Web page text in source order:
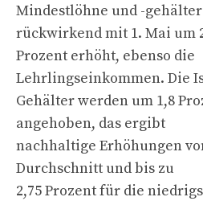
Mindestlöhne und -
rückwirkend mit 1. Mai um
Prozent erhöht, ebenso die
Lehrlingseinkommen. Die
Gehälter werden um 1,8
angehoben, das ergibt
nachhaltige Erhöhungen
Durchschnitt und bis zu
2,75 Prozent für die